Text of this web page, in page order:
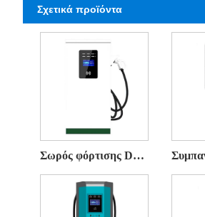
Σχετικά προϊόντα
Σωρός φόρτισης DC τύπου στήλης 60KW